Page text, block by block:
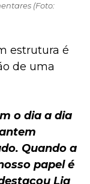
(Foto:
estrutura é
de uma
o dia a dia
Quando a
papel é
Lia